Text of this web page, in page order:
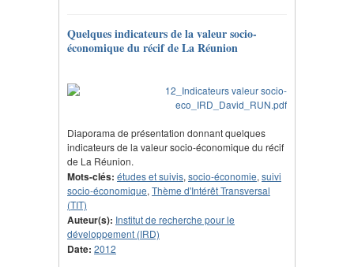
Quelques indicateurs de la valeur socio-
économique du récif de La Réunion
Diaporama de présentation donnant quelques
indicateurs de la valeur socio-économique du récif
de La Réunion.
Mots-clés: études et suivis, socio-économie, suivi
socio-économique, Thème d'Intérêt Transversal
(TIT)
Auteur(s): Institut de recherche pour le
développement (IRD)
Date: 2012